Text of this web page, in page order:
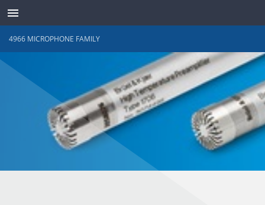
TRANSDUTORES
4966 MICROPHONE FAMILY